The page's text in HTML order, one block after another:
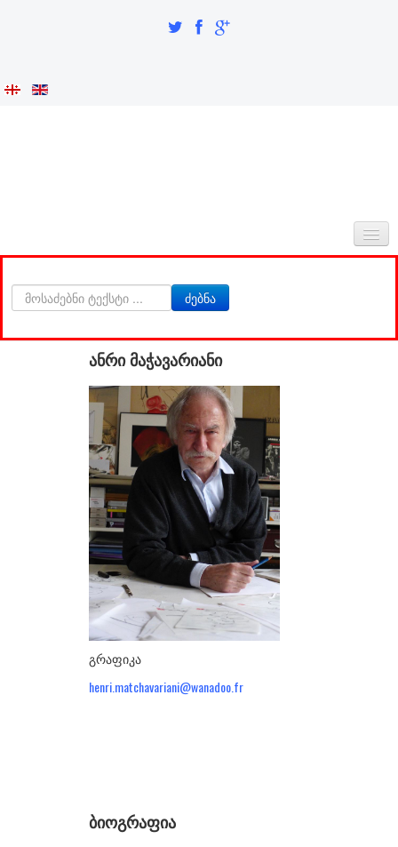
ᲩᲕᲔᲜᲡ ᲨᲔᲡᲐᲮᲔᲑ
აბაზაძე ნიკო
ალექსი-მესხიშვილი ქეთუთა
ამაშუკელი გუჯი
ასლანიშვილი თეკლა
ასტალი თოლია
ბასილაია ანრი
ბაღდავაძე ნანა
ბეროზაშვილი ზურაბ
ძებნა
ანრი მაჭავარიანი
გრაფიკა
henri.matchavariani@wanadoo.fr
ბიოგრაფია